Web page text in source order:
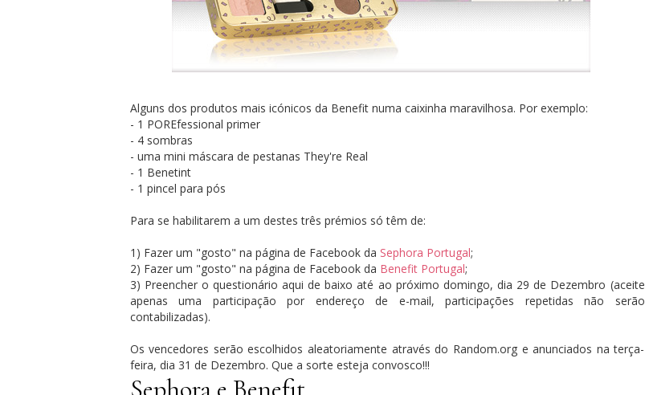
Alguns dos produtos mais icónicos da Benefit numa caixinha maravilhosa. Por exemplo:
- 1 POREfessional primer
- 4 sombras
- uma mini máscara de pestanas They're Real
- 1 Benetint
- 1 pincel para pós
Para se habilitarem a um destes três prémios só têm de:
1) Fazer um "gosto" na página de Facebook da Sephora Portugal;
2) Fazer um "gosto" na página de Facebook da Benefit Portugal;
3) Preencher o questionário aqui de baixo até ao próximo domingo, dia 29 de Dezembro (aceite
apenas uma participação por endereço de e-mail, participações repetidas não serão
contabilizadas).
Os vencedores serão escolhidos aleatoriamente através do Random.org e anunciados na terça-
feira, dia 31 de Dezembro. Que a sorte esteja convosco!!!